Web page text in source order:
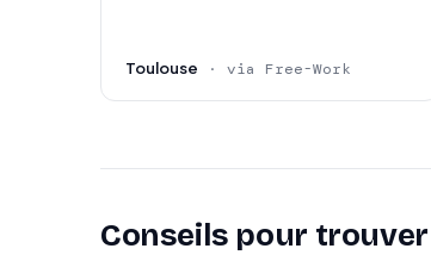
Expérience en environnement
Expérience en rôle de Lead
Toulouse · via Free-Work
Conseils pour